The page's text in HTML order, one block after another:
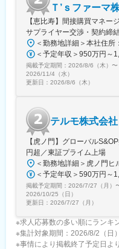
治療部位や手順に合わ
には治療効果とQOLの
のパフォーマンスを発
ます。中でもMRは製
安全に使用されるため
レーニングの機会を提
やりがいを感じられます
Ｔ’ｓファーマ
【恵比寿】間接購買マネー
サプライヤー交渉・契約締
掲載予定期間： 2026/8/6（木） 〜
2026/11/4（水）
更新日： 2026/8/6（木）
テルモ株式会社
【虎ノ門】グローバル
円超／東証プライム上場
掲載予定期間： 2026/7/27（月）
2026/10/25（日）
更新日： 2026/7/27（月）
※求人応募数の多い順にランキ
※集計対象期間：2026/8/2（日
※事情により掲載終了予定日よ